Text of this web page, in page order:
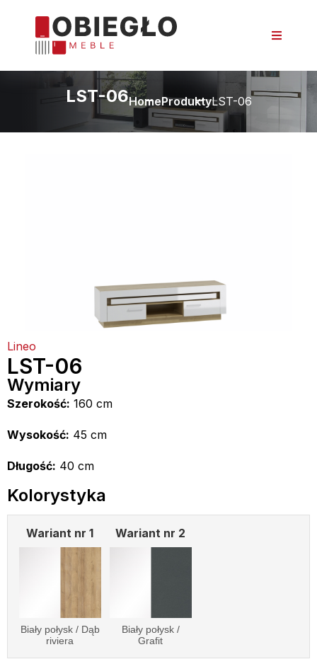
LST-06HomeProduktyLST-06
Lineo
LST-06
Wymiary
Szerokość: 160 cm
Wysokość: 45 cm
Długość: 40 cm
Kolorystyka
Wariant nr 1
Biały połysk / Dąb
riviera
Wariant nr 2
Biały połysk /
Grafit